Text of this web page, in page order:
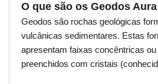
O que são os Geodos Aura
Geodos são rochas geológicas
vulcânicas sedimentares. Estas
apresentam faixas concêntricas
preenchidos com cristais